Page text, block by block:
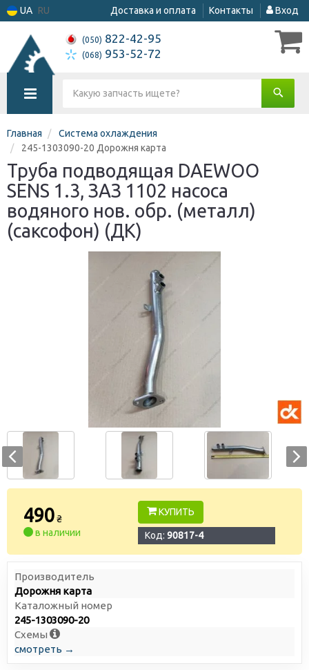
UA RU Доставка и оплата Контакты Вход
(050) 822-42-95
(068) 953-52-72
Главная
Система охлаждения
245-1303090-20 Дорожня карта
Труба подводящая DAEWOO
SENS 1.3, ЗАЗ 1102 насоса
водяного нов. обр. (металл)
(саксофон) (ДК)
490₴
в наличии
КУПИТЬ
Код: 90817-4
Производитель
Дорожня карта
Каталожный номер
245-1303090-20
Схемы
смотреть →